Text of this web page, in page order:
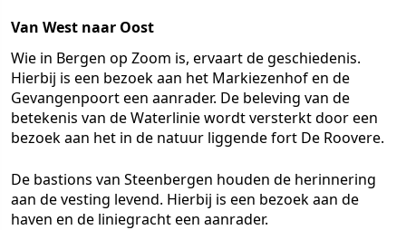
Van West naar Oost
Wie in Bergen op Zoom is, ervaart de geschiedenis.
Hierbij is een bezoek aan het Markiezenhof en de
Gevangenpoort een aanrader. De beleving van de
betekenis van de Waterlinie wordt versterkt door een
bezoek aan het in de natuur liggende fort De Roovere.
De bastions van Steenbergen houden de herinnering
aan de vesting levend. Hierbij is een bezoek aan de
haven en de liniegracht een aanrader.